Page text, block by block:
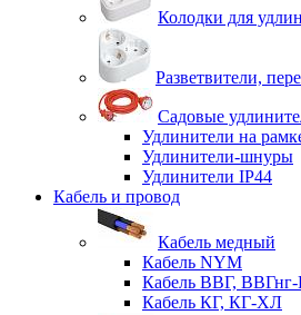
Колодки для
Разветвители,
Садовые
Удлинители на
Удлинители-шнуры
Удлинители IP44
Кабель и провод
Кабель медный
Кабель NYM
Кабель ВВГ, ВВГнг-
Кабель КГ, КГ-ХЛ